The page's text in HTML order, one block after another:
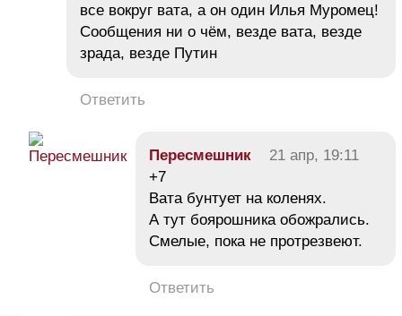
все вокруг вата, а он один Илья Муромец!
Сообщения ни о чём, везде вата, везде
зрада, везде Путин
Ответить
Пересмешник
21 апр, 19:11
+7
Вата бунтует на коленях.
А тут боярошника обожрались.
Смелые, пока не протрезвеют.
Ответить